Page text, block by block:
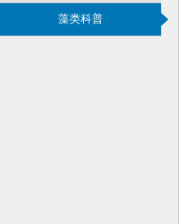
藻类科普